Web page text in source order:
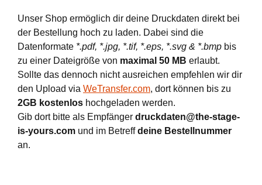
Unser Shop ermöglich dir deine Druckdaten direkt bei
der Bestellung hoch zu laden. Dabei sind die
Datenformate *.pdf, *.jpg, *.tif, *.eps, *.svg & *.bmp bis
zu einer Dateigröße von maximal 50 MB erlaubt.
Sollte das dennoch nicht ausreichen empfehlen wir dir
den Upload via WeTransfer.com, dort können bis zu
2GB kostenlos hochgeladen werden.
Gib dort bitte als Empfänger druckdaten@the-stage-
is-yours.com und im Betreffdeine Bestellnummer
an.